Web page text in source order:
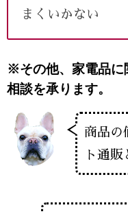
まくいかない
※その他、家電品に
相談を承ります。
商品の
ト通